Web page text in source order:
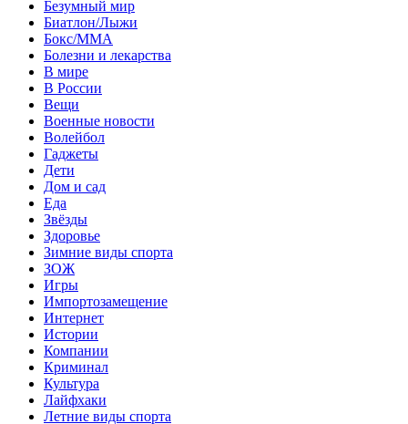
Безумный мир
Биатлон/Лыжи
Бокс/MMA
Болезни и лекарства
В мире
В России
Вещи
Военные новости
Волейбол
Гаджеты
Дети
Дом и сад
Еда
Звёзды
Здоровье
Зимние виды спорта
ЗОЖ
Игры
Импортозамещение
Интернет
Истории
Компании
Криминал
Культура
Лайфхаки
Летние виды спорта